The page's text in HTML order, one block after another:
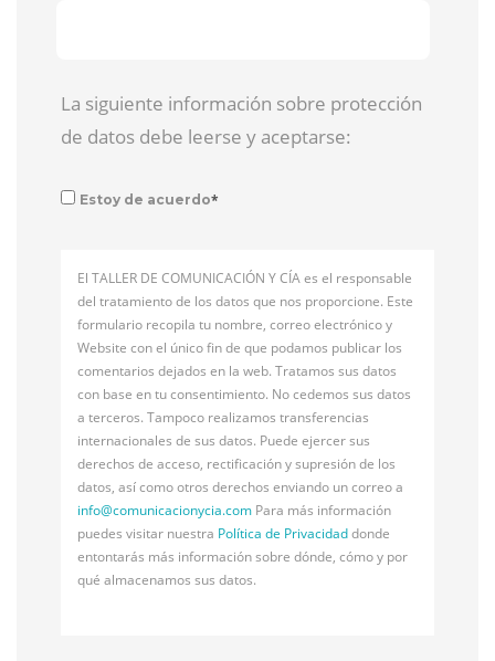
La siguiente información sobre protección
de datos debe leerse y aceptarse:
Estoy de acuerdo*
El TALLER DE COMUNICACIÓN Y CÍA es el responsable
del tratamiento de los datos que nos proporcione. Este
formulario recopila tu nombre, correo electrónico y
Website con el único fin de que podamos publicar los
comentarios dejados en la web. Tratamos sus datos
con base en tu consentimiento. No cedemos sus datos
a terceros. Tampoco realizamos transferencias
internacionales de sus datos. Puede ejercer sus
derechos de acceso, rectificación y supresión de los
datos, así como otros derechos enviando un correo a
info@comunicacionycia.com Para más información
puedes visitar nuestra Política de Privacidaddonde
entontarás más información sobre dónde, cómo y por
qué almacenamos sus datos.